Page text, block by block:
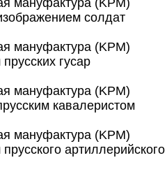
солдат
мануфактура (KPM)
гусар
мануфактура (KPM)
кавалеристом
мануфактура (KPM)
артиллерийского